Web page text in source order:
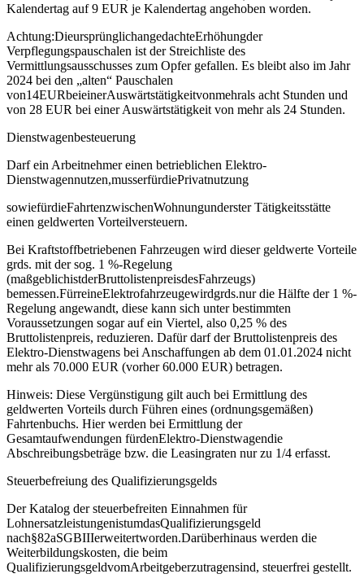
Kalendertag auf 9 EUR je Kalendertag angehoben worden.
Achtung:DieursprünglichangedachteErhöhungder
Verpflegungspauschalen ist der Streichliste des
Vermittlungsausschusses zum Opfer gefallen. Es bleibt also im Jahr
2024 bei den „alten“ Pauschalen
von14EURbeieinerAuswärtstätigkeitvonmehrals acht Stunden und
von 28 EUR bei einer Auswärtstätigkeit von mehr als 24 Stunden.
Dienstwagenbesteuerung
Darf ein Arbeitnehmer einen betrieblichen Elektro‐
Dienstwagennutzen,musserfürdiePrivatnutzung
sowiefürdieFahrtenzwischenWohnungunderster Tätigkeitsstätte
einen geldwerten Vorteilversteuern.
Bei Kraftstoffbetriebenen Fahrzeugen wird dieser geldwerte Vorteile
grds. mit der sog. 1 %‐Regelung
(maßgeblichistderBruttolistenpreisdesFahrzeugs)
bemessen.FürreineElektrofahrzeugewirdgrds.nur die Hälfte der 1 %‐
Regelung angewandt, diese kann sich unter bestimmten
Voraussetzungen sogar auf ein Viertel, also 0,25 % des
Bruttolistenpreis, reduzieren. Dafür darf der Bruttolistenpreis des
Elektro‐Dienstwagens bei Anschaffungen ab dem 01.01.2024 nicht
mehr als 70.000 EUR (vorher 60.000 EUR) betragen.
Hinweis: Diese Vergünstigung gilt auch bei Ermittlung des
geldwerten Vorteils durch Führen eines (ordnungsgemäßen)
Fahrtenbuchs. Hier werden bei Ermittlung der
Gesamtaufwendungen fürdenElektro‐Dienstwagendie
Abschreibungsbeträge bzw. die Leasingraten nur zu 1/4 erfasst.
Steuerbefreiung des Qualifizierungsgelds
Der Katalog der steuerbefreiten Einnahmen für
LohnersatzleistungenistumdasQualifizierungsgeld
nach§82aSGBIIIerweitertworden.Darüberhinaus werden die
Weiterbildungskosten, die beim
QualifizierungsgeldvomArbeitgeberzutragensind, steuerfrei gestellt.